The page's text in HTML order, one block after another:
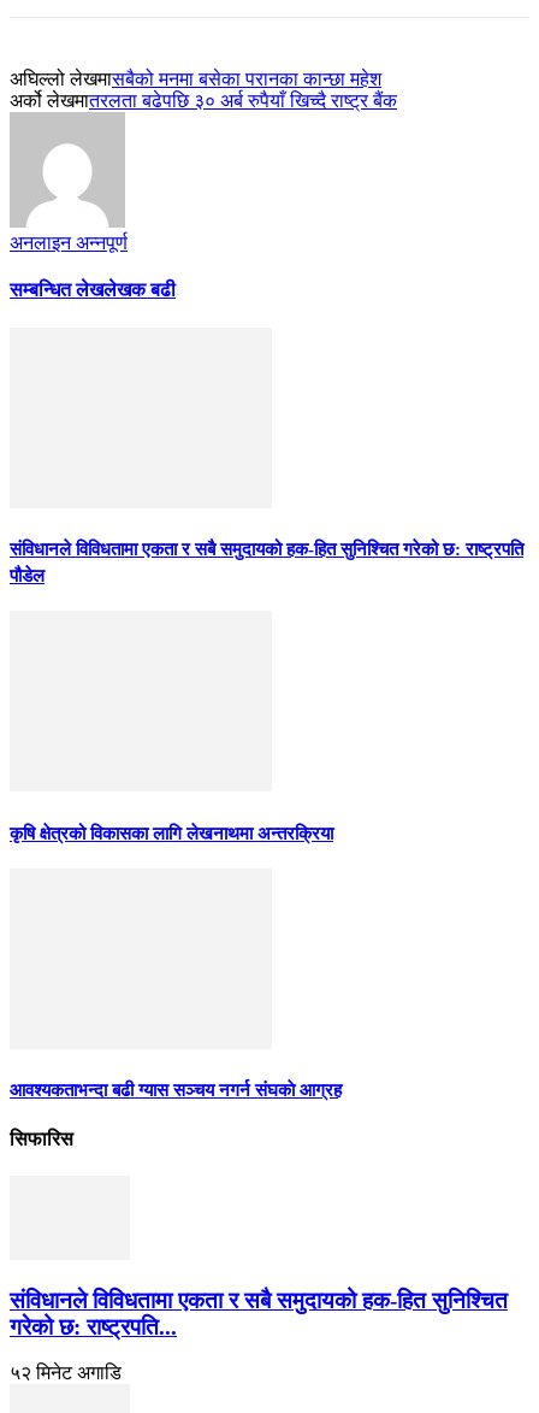
अघिल्लो लेखमासबैको मनमा बसेका परानका कान्छा महेश
अर्को लेखमातरलता बढेपछि ३० अर्ब रुपैयाँ खिच्दै राष्ट्र बैंक
अनलाइन अन्नपूर्ण
सम्बन्धित लेखलेखक बढी
संविधानले विविधतामा एकता र सबै समुदायको हक-हित सुनिश्चित गरेको छ: राष्ट्रपति
पौडेल
कृषि क्षेत्रको विकासका लागि लेखनाथमा अन्तरक्रिया
आवश्यकताभन्दा बढी ग्यास सञ्चय नगर्न संघकाे आग्रह
सिफारिस
संविधानले विविधतामा एकता र सबै समुदायको हक-हित सुनिश्चित
गरेको छ: राष्ट्रपति...
५२ मिनेट अगाडि